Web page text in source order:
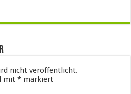
nicht veröffentlicht.
mit* markiert